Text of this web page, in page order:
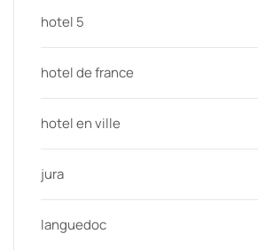
hotel 5
hotel de france
hotel en ville
jura
languedoc